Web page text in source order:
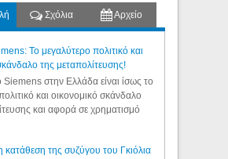
Σχόλια Αρχείο
Το μεγαλύτερο πολιτικό και
της μεταπολίτευσης!
στην Ελλάδα είναι ίσως το
και οικονομικό σκάνδαλο
και αφορά σε χρηματισμό
κατάθεση της συζύγου του Γκιόλια